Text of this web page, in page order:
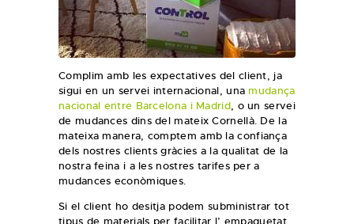
Complim amb les expectatives del client, ja
sigui en un servei internacional, una mudança
nacional entre Barcelona i Madrid, o un servei
de mudances dins del mateix Cornellà. De la
mateixa manera, comptem amb la confiança
dels nostres clients gràcies a la qualitat de la
nostra feina i a les nostres tarifes per a
mudances econòmiques.
Si el client ho desitja podem subministrar tot